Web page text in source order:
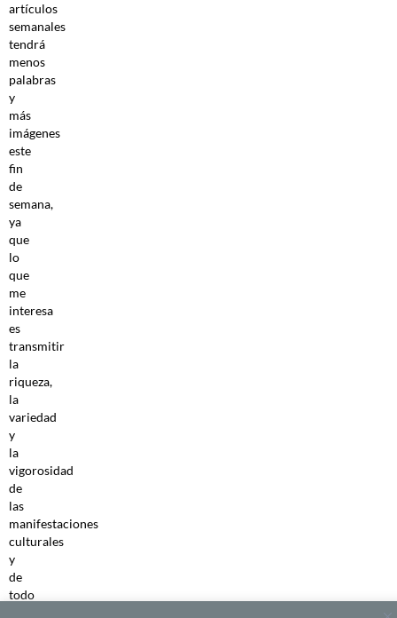
artículos
semanales
tendrá
menos
palabras
y
más
imágenes
este
fin
de
semana,
ya
que
lo
que
me
interesa
es
transmitir
la
riqueza,
la
variedad
y
la
vigorosidad
de
las
manifestaciones
culturales
y
de
todo